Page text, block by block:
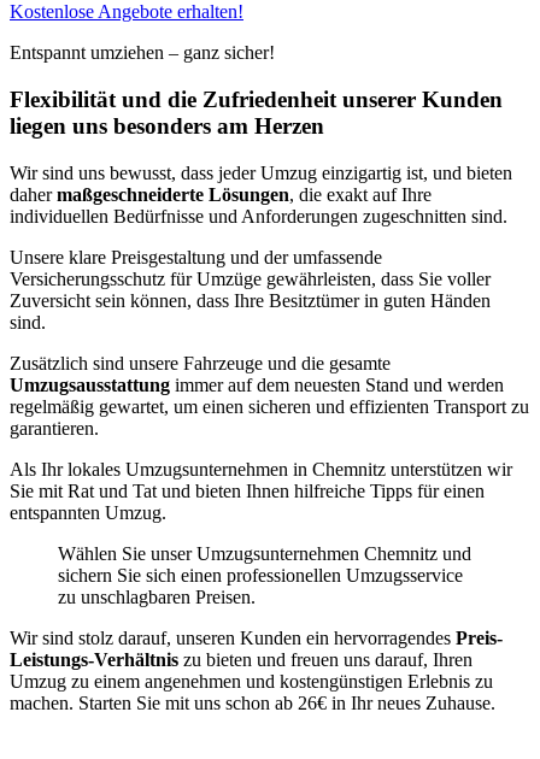
Kostenlose Angebote erhalten!
Entspannt umziehen – ganz sicher!
Flexibilität und die Zufriedenheit unserer Kunden
liegen uns besonders am Herzen
Wir sind uns bewusst, dass jeder Umzug einzigartig ist, und bieten
dahermaßgeschneiderte Lösungen, die exakt auf Ihre
individuellen Bedürfnisse und Anforderungen zugeschnitten sind.
Unsere klare Preisgestaltung und der umfassende
Versicherungsschutz für Umzüge gewährleisten, dass Sie voller
Zuversicht sein können, dass Ihre Besitztümer in guten Händen
sind.
Zusätzlich sind unsere Fahrzeuge und die gesamte
Umzugsausstattung immer auf dem neuesten Stand und werden
regelmäßig gewartet, um einen sicheren und effizienten Transport zu
garantieren.
Als Ihr lokales Umzugsunternehmen in Chemnitz unterstützen wir
Sie mit Rat und Tat und bieten Ihnen hilfreiche Tipps für einen
entspannten Umzug.
Wählen Sie unser Umzugsunternehmen Chemnitz und
sichern Sie sich einen professionellen Umzugsservice
zu unschlagbaren Preisen.
Wir sind stolz darauf, unseren Kunden ein hervorragendes Preis-
Leistungs-Verhältnis zu bieten und freuen uns darauf, Ihren
Umzug zu einem angenehmen und kostengünstigen Erlebnis zu
machen. Starten Sie mit uns schon ab 26€ in Ihr neues Zuhause.